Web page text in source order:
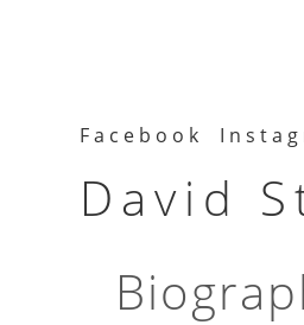
Facebook
David